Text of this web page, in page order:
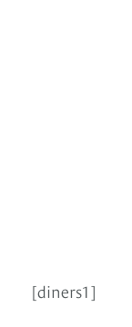
[diners1]